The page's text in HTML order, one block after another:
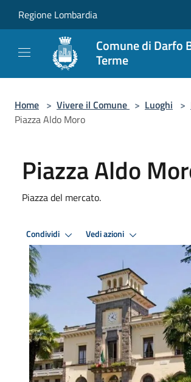
Regione Lombardia
Comune di Darfo
Terme
Home > Vivere il Comune > Luoghi >
Piazza Aldo Moro
Piazza Aldo
Piazza del mercato.
Condividi Vedi azioni